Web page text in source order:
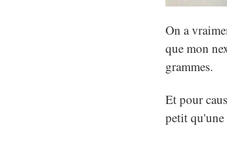
On a
que mon
grammes.
Et pour
petit qu'une